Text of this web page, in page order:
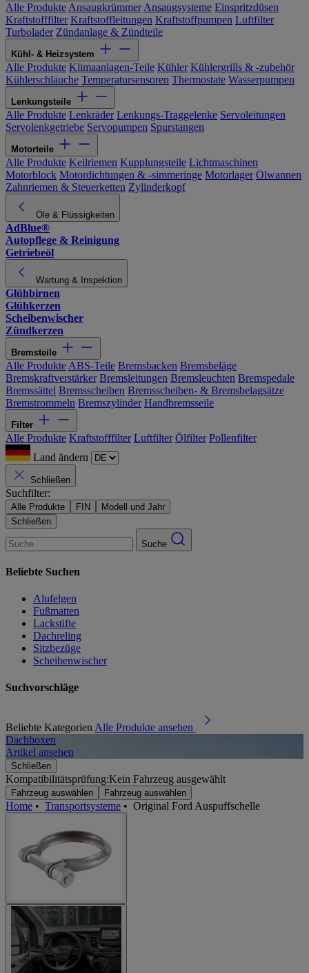
Alle Produkte Ansaugkrümmer Ansaugsysteme Einspritzdüsen
Kraftstofffilter Kraftstoffleitungen Kraftstoffpumpen Luftfilter
Turbolader Zündanlage & Zündteile
Kühl- & Heizsystem
Alle Produkte Klimaanlagen-Teile Kühler Kühlergrills & -zubehör
Kühlerschläuche Temperatursensoren Thermostate Wasserpumpen
Lenkungsteile
Alle Produkte Lenkräder Lenkungs-Traggelenke Servoleitungen
Servolenkgetriebe Servopumpen Spurstangen
Motorteile
Alle Produkte Keilriemen Kupplungsteile Lichtmaschinen
Motorblock Motordichtungen & -simmeringe Motorlager Ölwannen
Zahnriemen & Steuerketten Zylinderkopf
Öle & Flüssigkeiten
AdBlue®
Autopflege & Reinigung
Getriebeöl
Wartung & Inspektion
Glühbirnen
Glühkerzen
Scheibenwischer
Zündkerzen
Bremsteile
Alle Produkte ABS-Teile Bremsbacken Bremsbeläge
Bremskraftverstärker Bremsleitungen Bremsleuchten Bremspedale
Bremssättel Bremsscheiben Bremsscheiben- & Bremsbelagsätze
Bremstrommeln Bremszylinder Handbremsseile
Filter
Alle Produkte Kraftstofffilter Luftfilter Ölfilter Pollenfilter
Land ändern
Schließen
Suchfilter:
Alle Produkte FIN
Modell und Jahr
Schließen
Suche
Beliebte Suchen
Alufelgen
Fußmatten
Lackstifte
Dachreling
Sitzbezüge
Scheibenwischer
Suchvorschläge
Beliebte Kategorien Alle Produkte ansehen
Dachboxen
Artikel ansehen
Schließen
Kompatibilitätsprüfung:Kein Fahrzeug ausgewählt
Fahrzeug auswählen Fahrzeug auswählen
Home • Transportsysteme • Original Ford Auspuffschelle